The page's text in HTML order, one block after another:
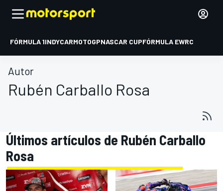
FÓRMULA 1INDYCARMOTOGPNASCAR CUPFÓRMULA EWRC
Autor
Rubén Carballo Rosa
Últimos artículos de Rubén Carballo
Rosa